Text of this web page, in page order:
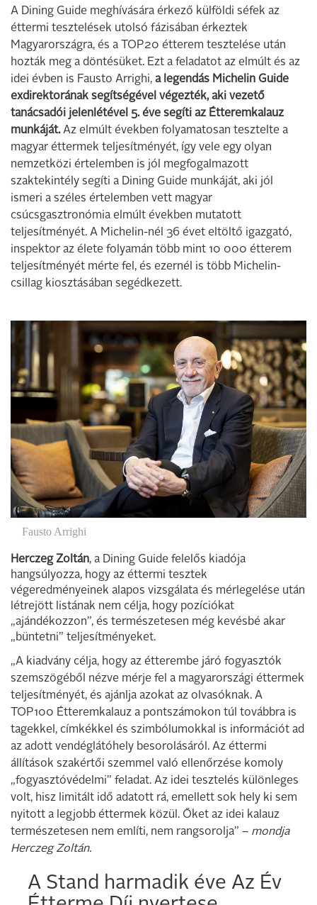
A Dining Guide meghívására érkező külföldi séfek az
éttermi tesztelések utolsó fázisában érkeztek
Magyarországra, és a TOP20 étterem tesztelése után
hozták meg a döntésüket. Ezt a feladatot az elmúlt és az
idei évben is Fausto Arrighi, a legendás Michelin Guide
exdirektorának segítségével végezték, aki vezető
tanácsadói jelenlétével 5. éve segíti az Étteremkalauz
munkáját.Az elmúlt években folyamatosan tesztelte a
magyar éttermek teljesítményét, így vele egy olyan
nemzetközi értelemben is jól megfogalmazott
szaktekintély segíti a Dining Guide munkáját, aki jól
ismeri a széles értelemben vett magyar
csúcsgasztronómia elmúlt években mutatott
teljesítményét. A Michelin-nél 36 évet eltöltő igazgató,
inspektor az élete folyamán több mint 10 000 étterem
teljesítményét mérte fel, és ezernél is több Michelin-
csillag kiosztásában segédkezett.
Fausto Arrighi
Herczeg Zoltán, a Dining Guide felelős kiadója
hangsúlyozza, hogy az éttermi tesztek
végeredményeinek alapos vizsgálata és mérlegelése után
létrejött listának nem célja, hogy pozíciókat
„ajándékozzon”, és természetesen még kevésbé akar
„büntetni” teljesítményeket.
„A kiadvány célja, hogy az étterembe járó fogyasztók
szemszögéből nézve mérje fel a magyarországi éttermek
teljesítményét, és ajánlja azokat az olvasóknak. A
TOP100 Étteremkalauz a pontszámokon túl továbbra is
tagekkel, címkékkel és szimbólumokkal is információt ad
az adott vendéglátóhely besorolásáról. Az éttermi
állítások szakértői szemmel való ellenőrzése komoly
„fogyasztóvédelmi” feladat. Az idei tesztelés különleges
volt, hisz limitált idő adatott rá, emellett sok hely ki sem
nyitott a legjobb éttermek közül. Őket az idei kalauz
természetesen nem említi, nem rangsorolja” – mondja
Herczeg Zoltán.
A Stand harmadik éve Az Év